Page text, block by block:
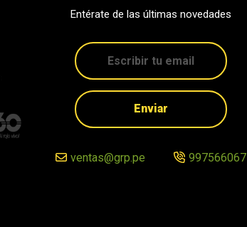
Entérate de las últimas novedades
Enviar
ventas@grp.pe 997566067